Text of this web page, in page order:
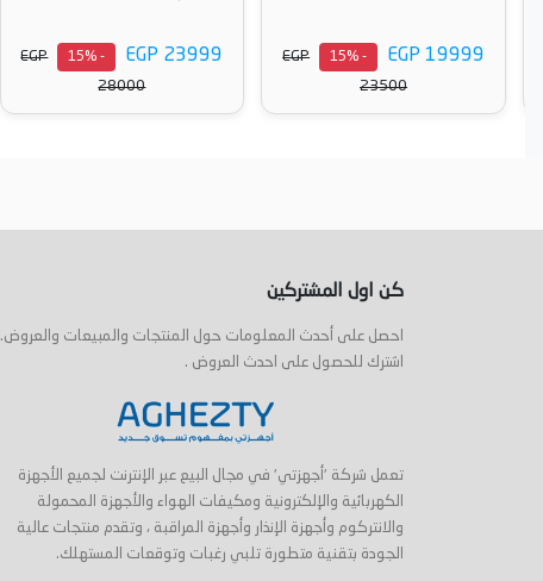
EGP 19999
EGP
23500
EGP 23999
EGP
28000
كن اول المشتركين
احصل على أحدث المعلومات حول المنتجات والمبيعات والعروض.
اشترك للحصول على احدث العروض .
تعمل شركة 'أجهزتي' في مجال البيع عبر الإنترنت لجميع الأجهزة
الكهربائية والإلكترونية ومكيفات الهواء والأجهزة المحمولة
والانتركوم وأجهزة الإنذار وأجهزة المراقبة ، وتقدم منتجات عالية
الجودة بتقنية متطورة تلبي رغبات وتوقعات المستهلك.